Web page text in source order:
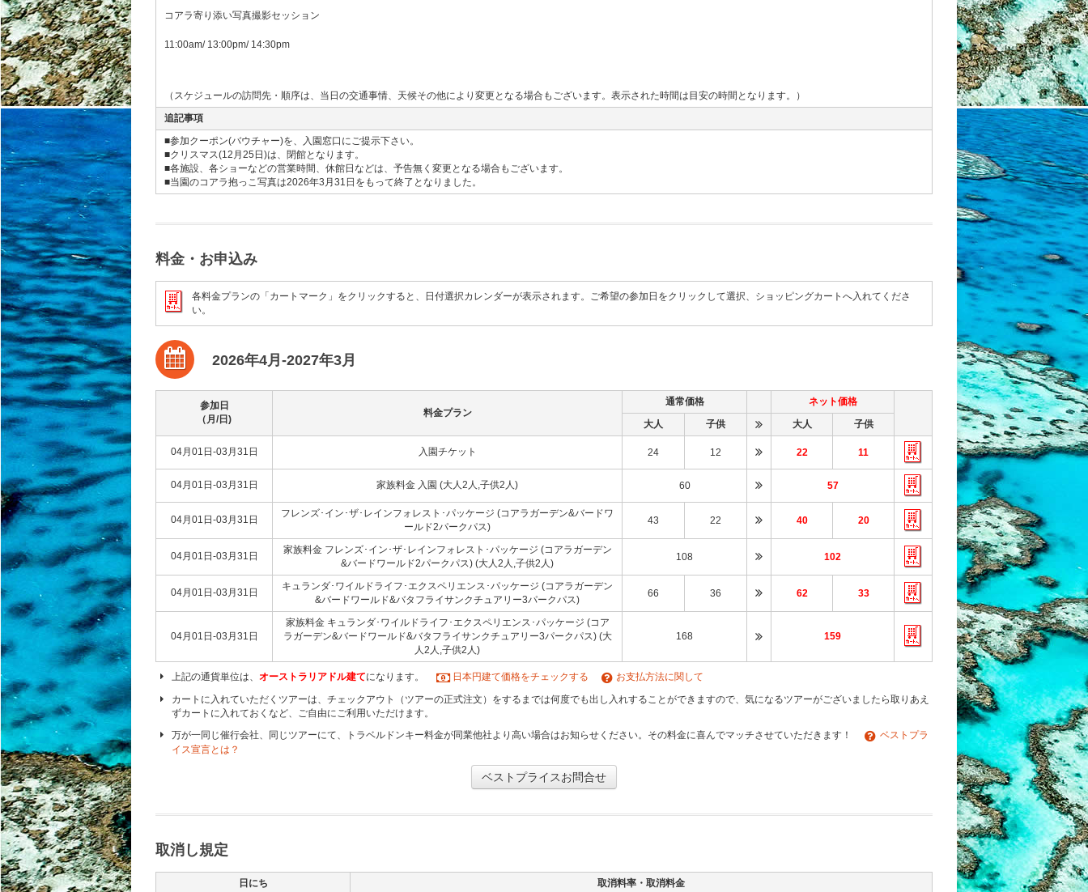
コアラ寄り添い写真撮影セッション
11:00am/ 13:00pm/ 14:30pm
（スケジュールの訪問先・順序は、当日の交通事情、天候その他により変更となる場合もございます。表示された時間は目安の時間となります。）
追記事項
■参加クーポン(バウチャー)を、入園窓口にご提示下さい。
■クリスマス(12月25日)は、閉館となります。
■各施設、各ショーなどの営業時間、休館日などは、予告無く変更となる場合もございます。
■当園のコアラ抱っこ写真は2026年3月31日をもって終了となりました。
料金・お申込み
各料金プランの「カートマーク」をクリックすると、日付選択カレンダーが表示されます。ご希望の参加日をクリックして選択、ショッピングカートへ入れてくださ
い。
2026年4月-2027年3月
参加日
（月/日)
料金プラン
通常価格
ネット価格
大人
子供 大人 子供
04月01日-03月31日 入園チケット 24 12 22 11
04月01日-03月31日 家族料金 入園 (大人2人,子供2人) 60 57
04月01日-03月31日
フレンズ･イン･ザ･レインフォレスト･パッケージ (コアラガーデン&バードワ
ールド2パークパス)
43 22 40 20
04月01日-03月31日
家族料金 フレンズ･イン･ザ･レインフォレスト･パッケージ (コアラガーデン
&バードワールド2パークパス) (大人2人,子供2人)
108 102
04月01日-03月31日
キュランダ･ワイルドライフ･エクスペリエンス･パッケージ (コアラガーデン
&バードワールド&バタフライサンクチュアリー3パークパス)
66 36 62 33
04月01日-03月31日
家族料金 キュランダ･ワイルドライフ･エクスペリエンス･パッケージ (コア
ラガーデン&バードワールド&バタフライサンクチュアリー3パークパス) (大
人2人,子供2人)
168 159
上記の通貨単位は、 オーストラリアドル建てになります。 日本円建て価格をチェックする
お支払方法に関して
カートに入れていただくツアーは、チェックアウト（ツアーの正式注文）をするまでは何度でも出し入れすることができますので、気になるツアーがございましたら取りあえ
ずカートに入れておくなど、ご自由にご利用いただけます。
万が一同じ催行会社、同じツアーにて、トラベルドンキー料金が同業他社より高い場合はお知らせください。その料金に喜んでマッチさせていただきます！
ベストプラ
イス宣言とは？
ベストプライスお問合せ
取消し規定
日にち
取消料率・取消料金